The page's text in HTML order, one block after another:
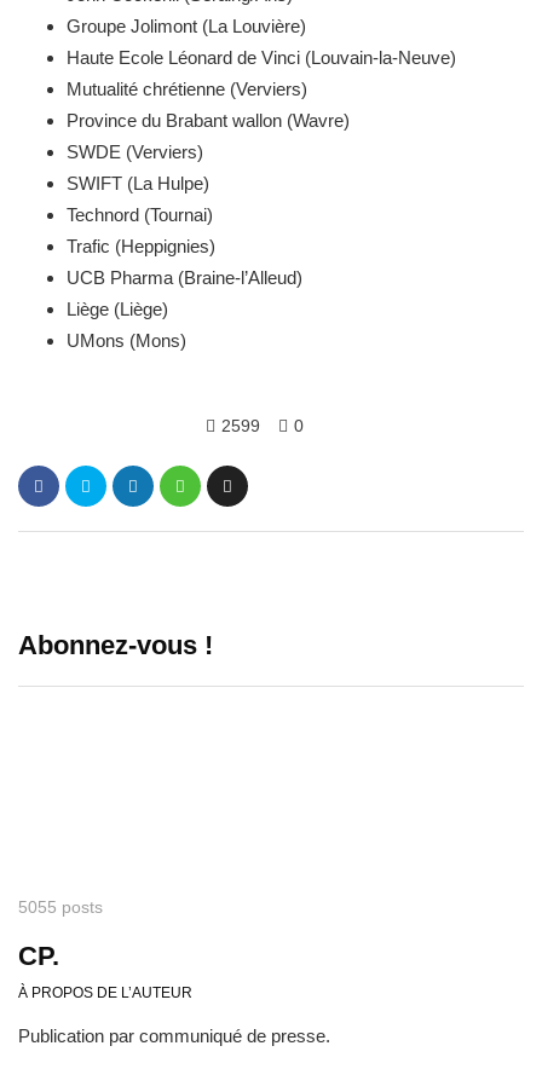
Groupe Jolimont (La Louvière)
Haute Ecole Léonard de Vinci (Louvain-la-Neuve)
Mutualité chrétienne (Verviers)
Province du Brabant wallon (Wavre)
SWDE (Verviers)
SWIFT (La Hulpe)
Technord (Tournai)
Trafic (Heppignies)
UCB Pharma (Braine-l’Alleud)
Liège (Liège)
UMons (Mons)
2599 0
Abonnez-vous !
5055 posts
CP.
À PROPOS DE L’AUTEUR
Publication par communiqué de presse.